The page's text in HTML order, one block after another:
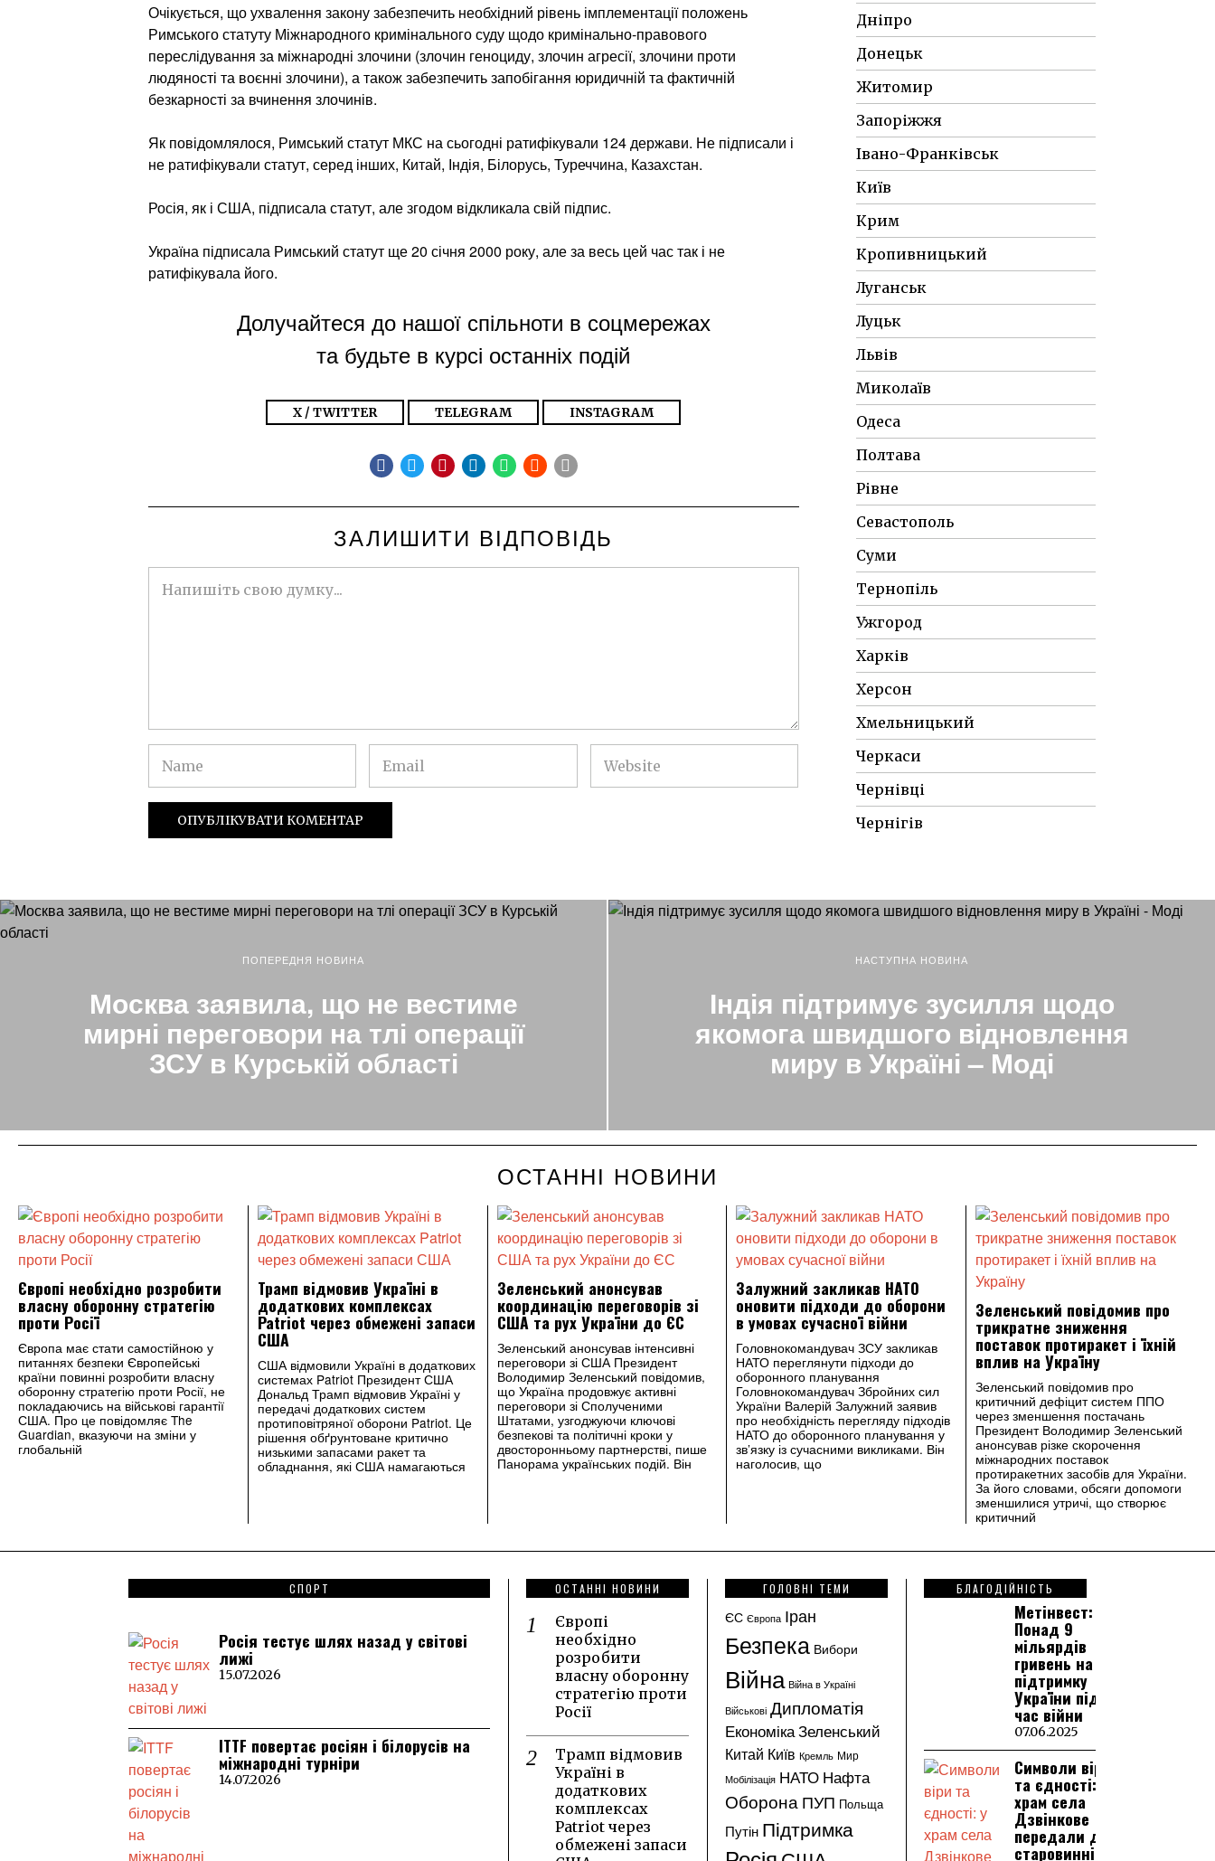
Очікується, що ухвалення закону забезпечить необхідний рівень імплементації положень
Римського статуту Міжнародного кримінального суду щодо кримінально-правового
переслідування за міжнародні злочини (злочин геноциду, злочин агресії, злочини проти
людяності та воєнні злочини), а також забезпечить запобігання юридичній та фактичній
безкарності за вчинення злочинів.
Як повідомлялося, Римський статут МКС на сьогодні ратифікували 124 держави. Не підписали і
не ратифікували статут, серед інших, Китай, Індія, Білорусь, Туреччина, Казахстан.
Росія, як і США, підписала статут, але згодом відкликала свій підпис.
Україна підписала Римський статут ще 20 січня 2000 року, але за весь цей час так і не
ратифікувала його.
Долучайтеся до нашої спільноти в соцмережах
та будьте в курсі останніх подій
X / TWITTER TELEGRAM INSTAGRAM
ЗАЛИШИТИ ВІДПОВІДЬ
Дніпро
Донецьк
Житомир
Запоріжжя
Івано-Франківськ
Київ
Крим
Кропивницький
Луганськ
Луцьк
Львів
Миколаїв
Одеса
Полтава
Рівне
Севастополь
Суми
Тернопіль
Ужгород
Харків
Херсон
Хмельницький
Черкаси
Чернівці
Чернігів
ПОПЕРЕДНЯ НОВИНА
Москва заявила, що не вестиме
мирні переговори на тлі операції
ЗСУ в Курській області
НАСТУПНА НОВИНА
Індія підтримує зусилля щодо
якомога швидшого відновлення
миру в Україні – Моді
ОСТАННІ НОВИНИ
Європі необхідно розробити
власну оборонну стратегію
проти Росії
Європа має стати самостійною у
питаннях безпеки Європейські
країни повинні розробити власну
оборонну стратегію проти Росії, не
покладаючись на військові гарантії
США. Про це повідомляє The
Guardian, вказуючи на зміни у
глобальній
Трамп відмовив Україні в
додаткових комплексах
Patriot через обмежені запаси
США
США відмовили Україні в додаткових
системах Patriot Президент США
Дональд Трамп відмовив Україні у
передачі додаткових систем
протиповітряної оборони Patriot. Це
рішення обґрунтоване критично
низькими запасами ракет та
обладнання, які США намагаються
Зеленський анонсував
координацію переговорів зі
США та рух України до ЄС
Зеленський анонсував інтенсивні
переговори зі США Президент
Володимир Зеленський повідомив,
що Україна продовжує активні
переговори зі Сполученими
Штатами, узгоджуючи ключові
безпекові та політичні кроки у
двосторонньому партнерстві, пише
Панорама українських подій. Він
Залужний закликав НАТО
оновити підходи до оборони
в умовах сучасної війни
Головнокомандувач ЗСУ закликав
НАТО переглянути підходи до
оборонного планування
Головнокомандувач Збройних сил
України Валерій Залужний заявив
про необхідність перегляду підходів
НАТО до оборонного планування у
зв’язку із сучасними викликами. Він
наголосив, що
Зеленський повідомив про
трикратне зниження
поставок протиракет і їхній
вплив на Україну
Зеленський повідомив про
критичний дефіцит систем ППО
через зменшення постачань
Президент Володимир Зеленський
анонсував різке скорочення
міжнародних поставок
протиракетних засобів для України.
За його словами, обсяги допомоги
зменшилися утричі, що створює
критичний
СПОРТ
Росія тестує шлях назад у світові
лижі
15.07.2026
ITTF повертає росіян і білорусів на
міжнародні турніри
14.07.2026
ОСТАННІ НОВИНИ
Європі
необхідно
розробити
власну оборонну
стратегію проти
Росії
Трамп відмовив
Україні в
додаткових
комплексах
Patriot через
обмежені запаси
ГОЛОВНІ ТЕМИ
ЄС Європа Іран
Безпека Вибори
Війна Війна в Україні
Військові Дипломатія
ЕкономікаЗеленський
Китай Київ Кремль Мир
Мобілізація НАТО Нафта
Оборона ПУП Польща
Путін Підтримка
БЛАГОДІЙНІСТЬ
Метінвест:
Понад 9
мільярдів
гривень на
підтримку
України під
час війни
07.06.2025
Символи віри
та єдності: у
храм села
Дзвінкове
передали дві
старовинні